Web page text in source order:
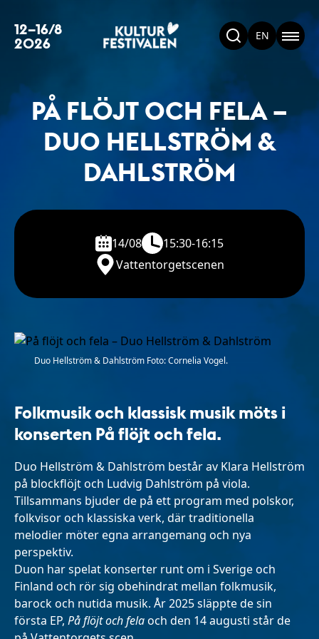
12–16/8
2026 EN
PÅ FLÖJT OCH FELA –
DUO HELLSTRÖM &
DAHLSTRÖM
14/08
15:30-16:15
Vattentorgetscenen
Duo Hellström & Dahlström Foto: Cornelia Vogel.
Folkmusik och klassisk musik möts i
konserten På flöjt och fela.
Duo Hellström & Dahlström består av Klara Hellström
på blockflöjt och Ludvig Dahlström på viola.
Tillsammans bjuder de på ett program med polskor,
folkvisor och klassiska verk, där traditionella
melodier möter egna arrangemang och nya
perspektiv.
Duon har spelat konserter runt om i Sverige och
Finland och rör sig obehindrat mellan folkmusik,
barock och nutida musik. År 2025 släppte de sin
första EP, På flöjt och felaoch den 14 augusti står de